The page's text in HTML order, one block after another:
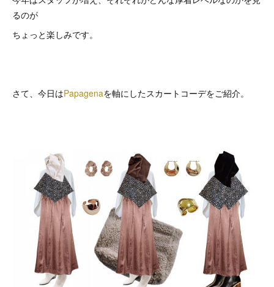
るのが
ちょっと楽しみです。
さて、今日はPapagenaを軸にしたスカートコーデをご紹介。